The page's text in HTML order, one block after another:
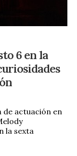
6 en la
de actuación en
la sexta